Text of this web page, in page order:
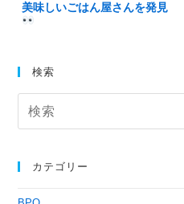
美味しいごはん屋さんを発見
検索
カテゴリー